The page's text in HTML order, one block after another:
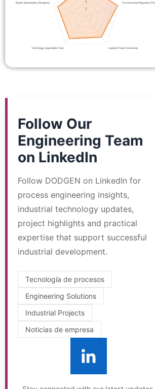
Follow Our
Engineering Team
on LinkedIn
Follow DODGEN on LinkedIn for
process engineering insights,
industrial technology updates,
project highlights and practical
expertise that support successful
industrial development.
Tecnología de procesos
Engineering Solutions
Industrial Projects
Noticias de empresa